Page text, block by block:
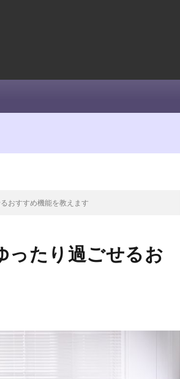
おすすめ機能を教えます
ったり過ごせるお